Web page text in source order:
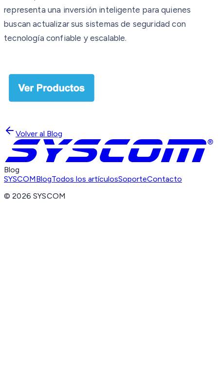
representa una inversión inteligente para quienes
buscan actualizar sus sistemas de seguridad con
tecnología confiable y escalable.
Volver al Blog
Blog
SYSCOMBlogTodos los artículosSoporteContacto
©2026 SYSCOM